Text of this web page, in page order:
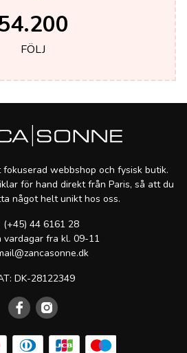
FÖLJ
webbshop och fysisk butik.
för hand direkt från Paris, så att du
något helt unikt hos oss.
(+45) 44 6161 28
vardagar fra kl. 09-11
DK-28122349